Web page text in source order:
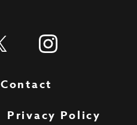
Contact
Privacy Policy